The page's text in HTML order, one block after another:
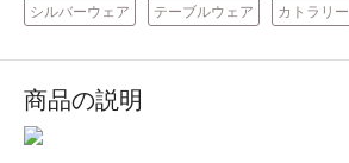
シルバーウェア テーブルウェア カトラリー
商品の説明